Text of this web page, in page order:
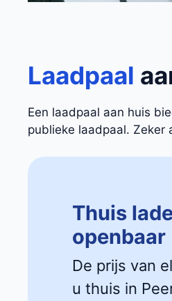
Laadpaal
Een laadpaal aan huis
publieke laadpaal. Zeker
Thuis
openbaar
De prijs van
u thuis in